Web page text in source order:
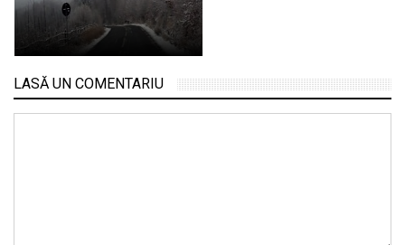
LASĂ UN COMENTARIU